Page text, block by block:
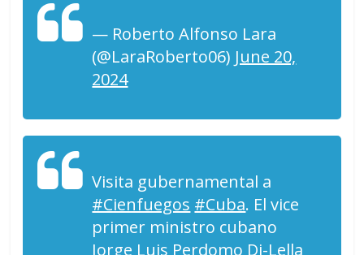
— Roberto Alfonso Lara
(@LaraRoberto06) June 20,
2024
Visita gubernamental a
#Cienfuegos #Cuba. El vice
primer ministro cubano
Jorge Luis Perdomo Di-Lella